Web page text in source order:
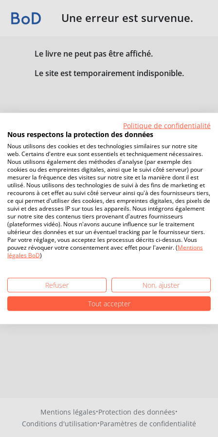
Une erreur est survenue.
Le livre ne peut pas être affiché.
Le site est temporairement indisponible.
Mentions légales·Protection des données·
Conditions d'utilisation·Paramètres de confidentialité
Politique de confidentialité
Nous respectons la protection des données
Nous utilisons des cookies et des technologies similaires sur notre site
web. Certains d'entre eux sont essentiels et techniquement nécessaires.
Nous utilisons également des méthodes d'analyse (par exemple des
cookies ou des empreintes digitales, ainsi que le suivi côté serveur) pour
mesurer la fréquence des visites sur notre site et la manière dont il est
utilisé. Nous utilisons des technologies de suivi à des fins de marketing et
recourons à cet effet au suivi côté serveur ainsi qu'à des fournisseurs tiers,
ce qui permet d'utiliser des cookies, des empreintes digitales, des pixels de
suivi et des adresses IP sur tous les appareils. Nous intégrons également
sur notre site des contenus tiers provenant d'autres fournisseurs
(plateformes vidéo). Nous n'avons aucune influence sur le traitement
ultérieur des données et sur un éventuel tracking par le fournisseur tiers.
Par votre réglage, vous acceptez les processus décrits ci-dessus. Vous
pouvez révoquer votre consentement avec effet pour l'avenir. (Mentions
légales BoD)
Refuser
Non, ajuster
Tout accepter